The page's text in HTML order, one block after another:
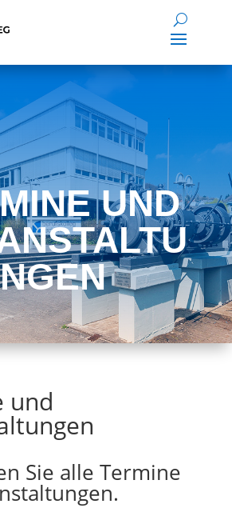
UND
NGEN
und
Sie alle Termine